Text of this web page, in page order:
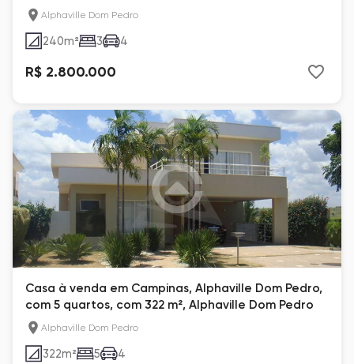
Alphaville Dom Pedro
240m² 3 4
R$ 2.800.000
Casa à venda em Campinas, Alphaville Dom Pedro,
com 5 quartos, com 322 m², Alphaville Dom Pedro
Alphaville Dom Pedro
322m² 5 4